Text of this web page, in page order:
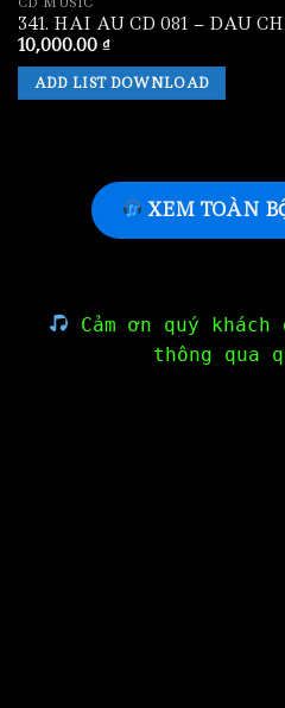
341. HAI AU CD 081 – DAU
10,000.00 ₫
ADD LIST DOWNLOAD
XEM TOÀN
Cảm ơn quý
thông qua